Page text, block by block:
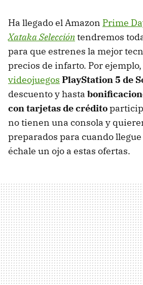
Ha llegado el Amazon Prime
Xataka Seleccióntendremos
para que estrenes la mejor
precios de infarto. Por ejemplo,
videojuegos PlayStation 5 de
descuento y hasta
con tarjetas de crédito
no tienen una consola y
preparados para cuando llegue
échale un ojo a estas ofertas.